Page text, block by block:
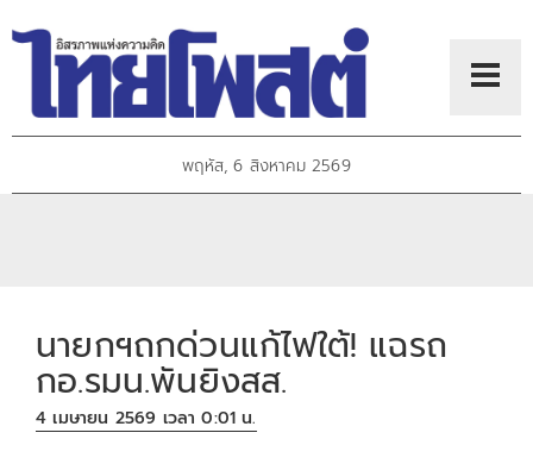
พฤหัส, 6 สิงหาคม 2569
นายกฯถกด่วนแก้ไฟใต้! แฉรถ
กอ.รมน.พันยิงสส.
4 เมษายน 2569 เวลา 0:01 น.